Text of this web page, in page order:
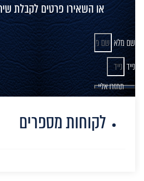
או השאירו פרטים לקבלת
שם מלא
נייד
תחזרו אליי
לקוחות מספרים